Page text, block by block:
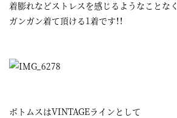
着膨れなどストレスを感じるようなことなく
ガンガン着て頂ける1着です！！
ボトムスはVINTAGEラインとして